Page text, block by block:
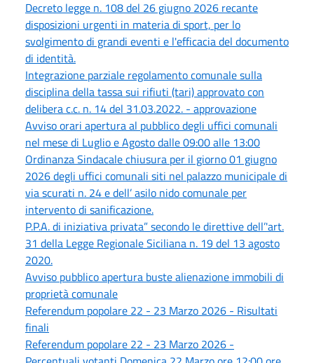
Decreto legge n. 108 del 26 giugno 2026 recante
disposizioni urgenti in materia di sport, per lo
svolgimento di grandi eventi e l'efficacia del documento
di identità.
Integrazione parziale regolamento comunale sulla
disciplina della tassa sui rifiuti (tari) approvato con
delibera c.c. n. 14 del 31.03.2022. - approvazione
Avviso orari apertura al pubblico degli uffici comunali
nel mese di Luglio e Agosto dalle 09:00 alle 13:00
Ordinanza Sindacale chiusura per il giorno 01 giugno
2026 degli uffici comunali siti nel palazzo municipale di
via scurati n. 24 e dell’ asilo nido comunale per
intervento di sanificazione.
P.P.A. di iniziativa privata” secondo le direttive dell’'art.
31 della Legge Regionale Siciliana n. 19 del 13 agosto
2020.
Avviso pubblico apertura buste alienazione immobili di
proprietà comunale
Referendum popolare 22 - 23 Marzo 2026 - Risultati
finali
Referendum popolare 22 - 23 Marzo 2026 -